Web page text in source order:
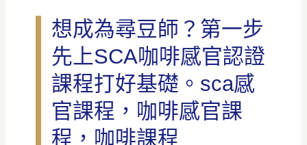
想成為尋豆師？第一步
先上SCA咖啡感官認證
課程打好基礎。sca感
官課程，咖啡感官課
程，咖啡課程